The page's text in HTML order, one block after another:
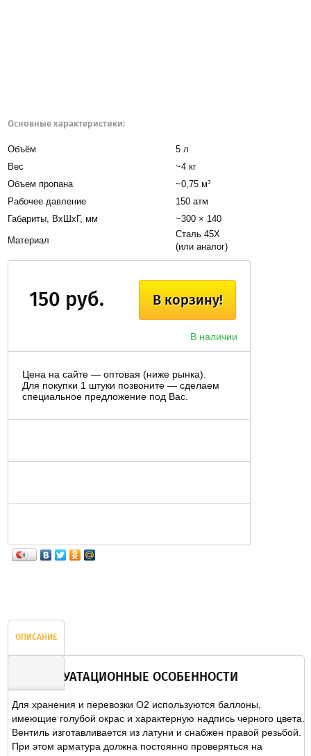
Основные характеристики:
Объём
5 л
Вес
~4 кг
Объем пропана
~0,75 м³
Рабочее давление
150 атм
Габариты, BxШxГ, мм
~300 × 140
Материал
Сталь 45Х
(или аналог)
В корзину!
В наличии
150 руб.
Цена на сайте — оптовая (ниже рынка).
Для покупки 1 штуки позвоните — сделаем
специальное предложение под Вас.
ОПИСАНИЕ
ОТЗЫВЫ
ЭКСПЛУАТАЦИОННЫЕ ОСОБЕННОСТИ
Для хранения и перевозки O2 используются баллоны,
имеющие голубой окрас и характерную надпись черного цвета.
Вентиль изготавливается из латуни и снабжен правой резьбой.
При этом арматура должна постоянно проверяться на